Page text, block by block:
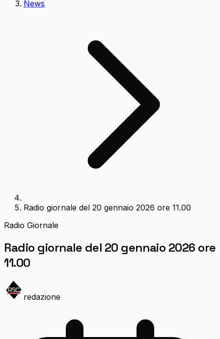
News
Radio giornale del 20 gennaio 2026 ore 11.00
Radio Giornale
Radio giornale del 20 gennaio 2026 ore
11.00
redazione